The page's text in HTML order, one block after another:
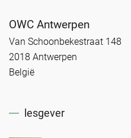
OWC Antwerpen
Van Schoonbekestraat 148
2018 Antwerpen
België
lesgever